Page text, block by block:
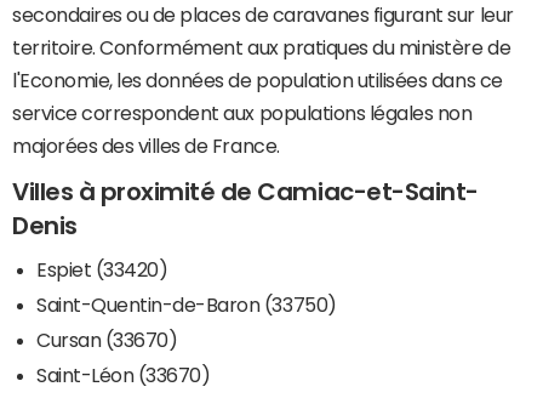
secondaires ou de places de caravanes figurant sur leur
territoire. Conformément aux pratiques du ministère de
l'Economie, les données de population utilisées dans ce
service correspondent aux populations légales non
majorées des villes de France.
Villes à proximité de Camiac-et-Saint-
Denis
Espiet (33420)
Saint-Quentin-de-Baron (33750)
Cursan (33670)
Saint-Léon (33670)